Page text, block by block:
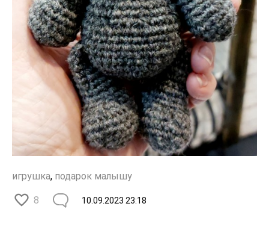
игрушка, подарок малышу
8 10.09.2023 23:18